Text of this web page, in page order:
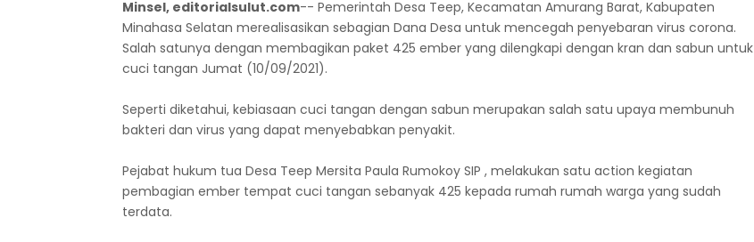
Minsel, editorialsulut.com-- Pemerintah Desa Teep, Kecamatan Amurang Barat, Kabupaten
Minahasa Selatan merealisasikan sebagian Dana Desa untuk mencegah penyebaran virus corona.
Salah satunya dengan membagikan paket 425 ember yang dilengkapi dengan kran dan sabun untuk
cuci tangan Jumat (10/09/2021).
Seperti diketahui, kebiasaan cuci tangan dengan sabun merupakan salah satu upaya membunuh
bakteri dan virus yang dapat menyebabkan penyakit.
Pejabat hukum tua Desa Teep Mersita Paula Rumokoy SIP , melakukan satu action kegiatan
pembagian ember tempat cuci tangan sebanyak 425 kepada rumah rumah warga yang sudah
terdata.